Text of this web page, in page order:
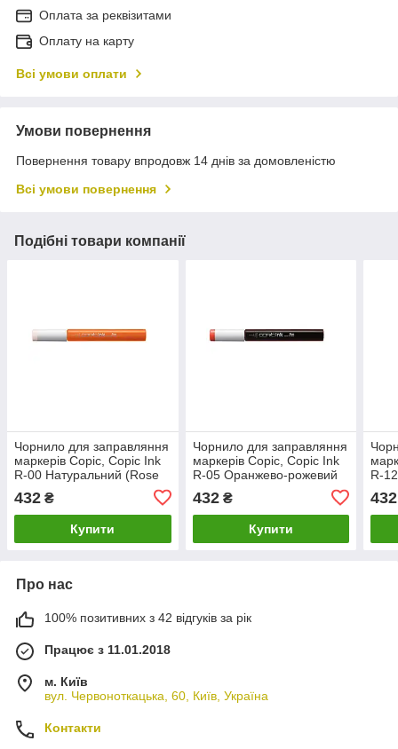
Оплата за реквізитами
Оплату на карту
Всі умови оплати
Умови повернення
Повернення товару впродовж 14 днів за домовленістю
Всі умови повернення
Подібні товари компанії
Чорнило для заправляння
маркерів Copic, Copic Ink
R-00 Натуральний (Rose
432 ₴
Купити
Чорнило для заправляння
маркерів Copic, Copic Ink
R-05 Оранжево-рожевий
432₴
Купити
R-
12
432
Про нас
100% позитивних з 42 відгуків за рік
Працює з 11.01.2018
м. Київ
вул. Червоноткацька, 60, Київ, Україна
Контакти